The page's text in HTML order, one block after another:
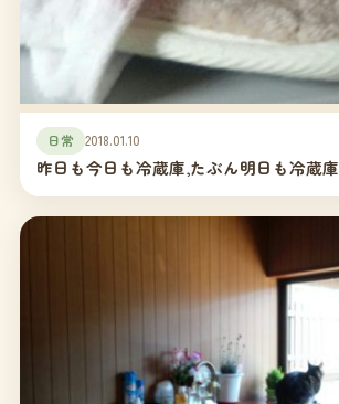
日常 2018.01.10
昨日も今日も冷蔵庫,たぶん明日も冷蔵庫